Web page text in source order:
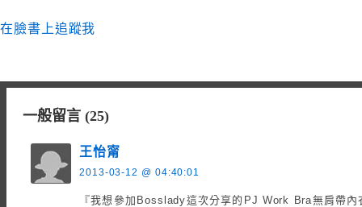
在臉書上追蹤我
一般留言 (25)
王怡甯
2013-03-12 @ 04:40:01
『我想參加Bosslady這次分享的PJ Work Bra無肩帶